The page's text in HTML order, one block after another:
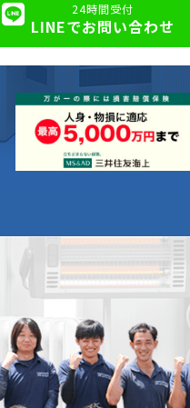
24時間受付
LINEでお問い合わせ